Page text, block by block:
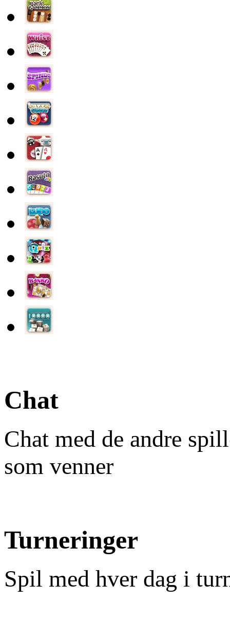
Chat
Chat med de andre
som venner
Turneringer
Spil med hver dag i